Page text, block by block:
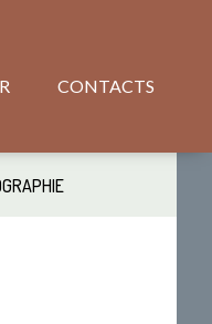
CONTACTS